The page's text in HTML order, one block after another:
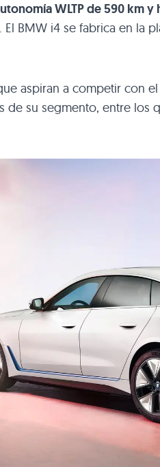
WLTP de 590 km
. El BMW i4 se fabrica en la
aspiran a competir con
de su segmento, entre los